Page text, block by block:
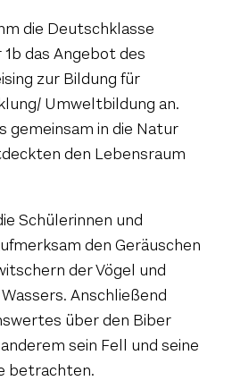
die Deutschklasse
das Angebot des
zur Bildung für
Umweltbildung an.
gemeinsam in die Natur
den Lebensraum
Schülerinnen und
den Geräuschen
der Vögel und
Anschließend
über den Biber
sein Fell und seine
betrachten.